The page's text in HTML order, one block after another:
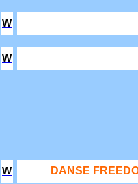
W
W
W DANSE